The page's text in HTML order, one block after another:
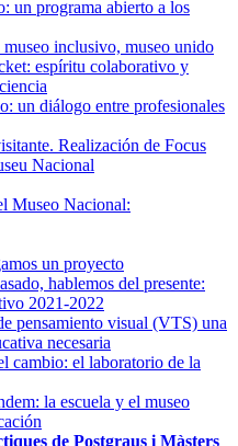
un programa abierto a los
inclusivo, museo unido
espíritu colaborativo y
un diálogo entre profesionales
Realización de Focus
Nacional
Museo Nacional:
un proyecto
hablemos del presente:
2021-2022
pensamiento visual (VTS) una
necesaria
cambio: el laboratorio de la
la escuela y el museo
de Postgraus i Màsters